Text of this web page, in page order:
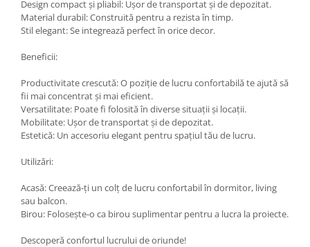
Design compact și pliabil: Ușor de transportat și de depozitat.
Material durabil: Construită pentru a rezista în timp.
Stil elegant: Se integrează perfect în orice decor.
Beneficii:
Productivitate crescută: O poziție de lucru confortabilă te ajută să
fii mai concentrat și mai eficient.
Versatilitate: Poate fi folosită în diverse situații și locații.
Mobilitate: Ușor de transportat și de depozitat.
Estetică: Un accesoriu elegant pentru spațiul tău de lucru.
Utilizări:
Acasă: Creează-ți un colț de lucru confortabil în dormitor, living
sau balcon.
Birou: Folosește-o ca birou suplimentar pentru a lucra la proiecte.
Descoperă confortul lucrului de oriunde!